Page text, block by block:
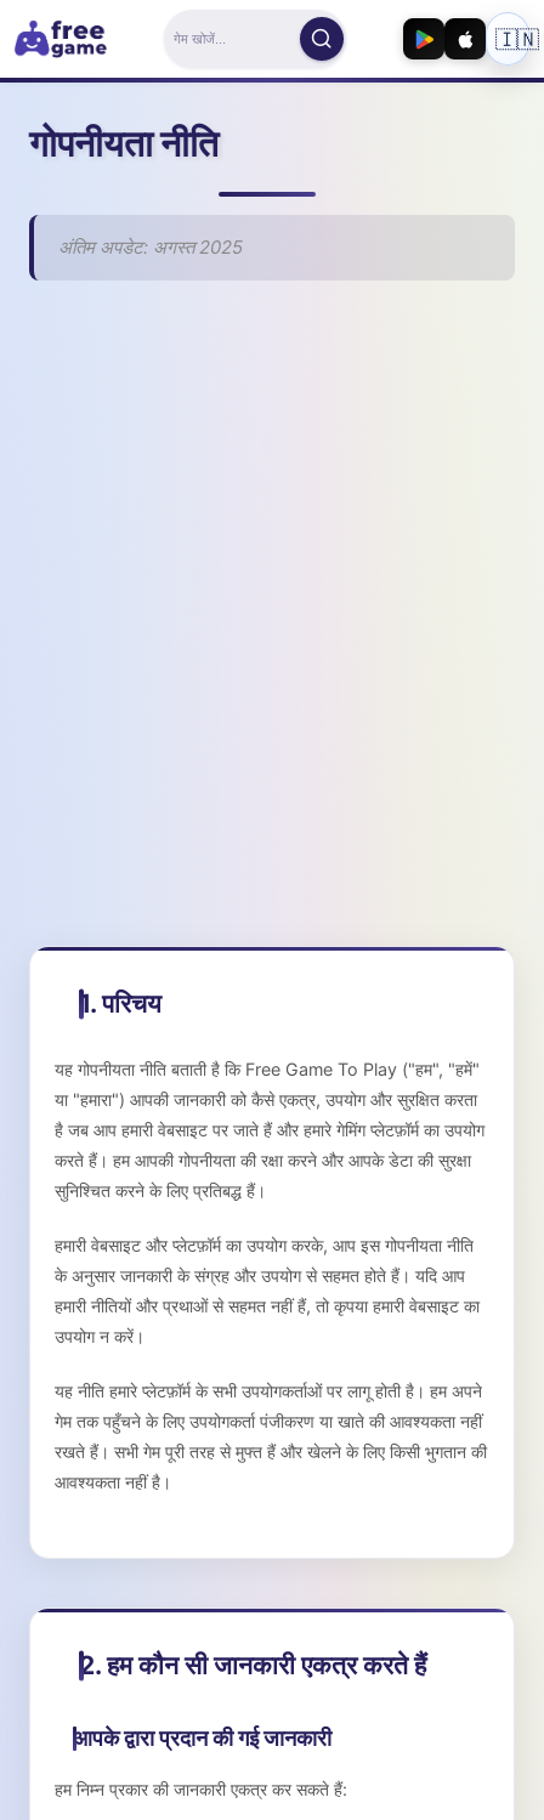
🇮🇳
गोपनीयता नीति
अंतिम अपडेट: अगस्त 2025
1. परिचय
यह गोपनीयता नीति बताती है कि Free Game To Play ("हम", "हमें"
या "हमारा") आपकी जानकारी को कैसे एकत्र, उपयोग और सुरक्षित करता
है जब आप हमारी वेबसाइट पर जाते हैं और हमारे गेमिंग प्लेटफ़ॉर्म का उपयोग
करते हैं। हम आपकी गोपनीयता की रक्षा करने और आपके डेटा की सुरक्षा
सुनिश्चित करने के लिए प्रतिबद्ध हैं।
हमारी वेबसाइट और प्लेटफ़ॉर्म का उपयोग करके, आप इस गोपनीयता नीति
के अनुसार जानकारी के संग्रह और उपयोग से सहमत होते हैं। यदि आप
हमारी नीतियों और प्रथाओं से सहमत नहीं हैं, तो कृपया हमारी वेबसाइट का
उपयोग न करें।
यह नीति हमारे प्लेटफ़ॉर्म के सभी उपयोगकर्ताओं पर लागू होती है। हम अपने
गेम तक पहुँचने के लिए उपयोगकर्ता पंजीकरण या खाते की आवश्यकता नहीं
रखते हैं। सभी गेम पूरी तरह से मुफ्त हैं और खेलने के लिए किसी भुगतान की
आवश्यकता नहीं है।
2. हम कौन सी जानकारी एकत्र करते हैं
आपके द्वारा प्रदान की गई जानकारी
हम निम्न प्रकार की जानकारी एकत्र कर सकते हैं: